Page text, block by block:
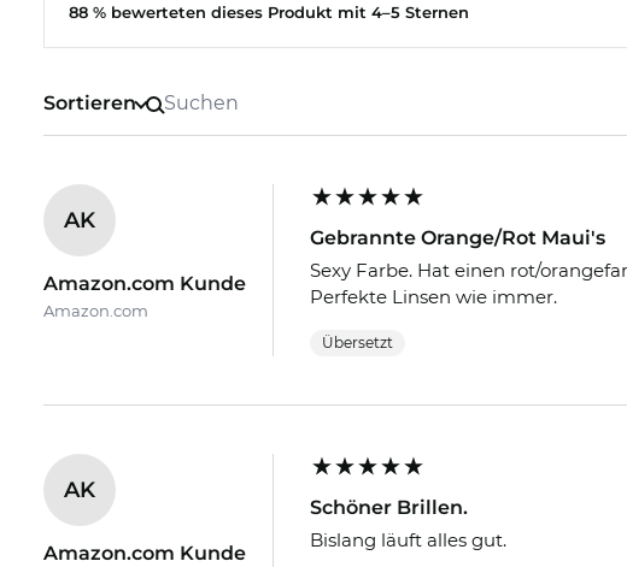
88 % bewerteten dieses Produkt mit 4–5 Sternen
Sortieren
AK
Amazon.com Kunde
Amazon.com
Gebrannte Orange/Rot Maui's
Sexy Farbe. Hat einen rot/
Perfekte Linsen wie immer.
Übersetzt
AK
Amazon.com Kunde
Schöner Brillen.
Bislang läuft alles gut.